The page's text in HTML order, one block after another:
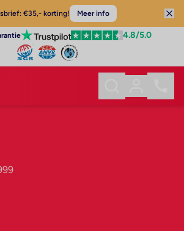
€35,- korting! Meer info
4.8/5.0